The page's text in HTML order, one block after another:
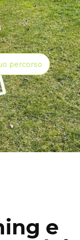
percorso
e